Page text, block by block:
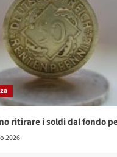
ritirare i soldi dal fondo
2026